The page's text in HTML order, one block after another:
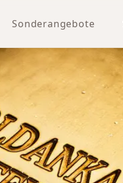
Sonderangebote